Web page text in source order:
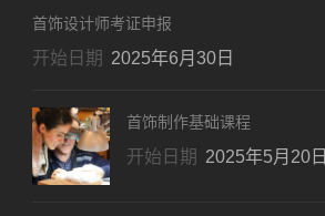
首饰设计师考证申报
开始日期 2025年6月30日
首饰制作基础课程
开始日期 2025年5月20日